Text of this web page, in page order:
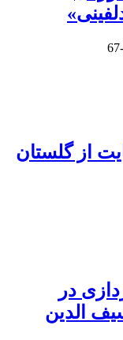
از گلستان
در
الدین